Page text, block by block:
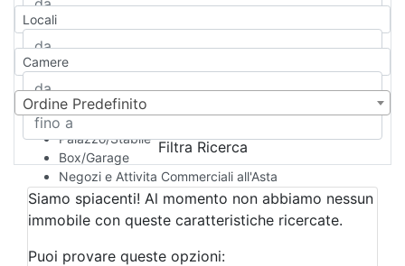
Attico/Mansarda
Rustico/Casale
Camera d'Albergo
Multiproprietà
Palazzo/Stabile
Box/Garage
Negozi e Attivita Commerciali all'Asta
Qualsiasi
Attività/Licenza Commerciale
Azienda Agricola
Bar/Ristorante
Locali
Camere
Ordine Predefinito
Filtra Ricerca
Siamo spiacenti! Al momento non abbiamo nessun
immobile con queste caratteristiche ricercate.
Puoi provare queste opzioni: